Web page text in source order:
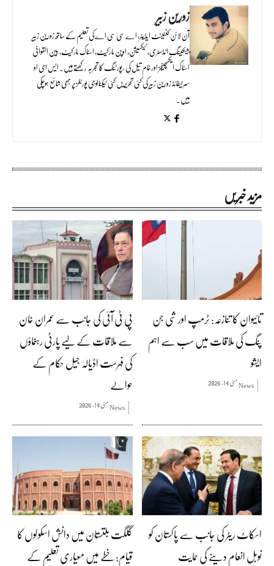
زورین زبیر
آن لائن کنٹینٹ ایڈیٹر، اے سی سی اے کی تعلیم کے ساتھ زورین زبیر
بینکینگ انڈسٹری، ٹیکسیشن، اوپن مارکیٹ، اسٹاک مارکیٹ، بین القوانی
اسٹاک ایکسچینجز اور خام تیل کی رپورٹنگ کا تجربہ رکھتے ہیں۔ ایس ای او
سرٹیفائڈ زورین زبیر کی کئی تحریریں کئی ٹیکنالوجی پورٹلز پر بھی شائع ہوچکی
ہیں۔
مزید خبریں
تائیوان کا تنازعہ: ٹرمپ اور شی جن
پنگ کی ملاقات میں سب سے اہم
ایشو
Newsمئی 14, 2026
پی ٹی آئی کی جانب سے عمران خان
سے ملاقات کے لیے پارٹی رہنماؤں
کی فہرست اڈیالہ جیل حکام کے
حوالے
Newsمئی 14, 2026
اسکاٹ ریٹر کی جانب سے پاکستان کو
نوبل انعام دینے کی حمایت
گلگت بلتستان میں دانش اسکولوں کا
قیام: خطے میں معیاری تعلیم کے